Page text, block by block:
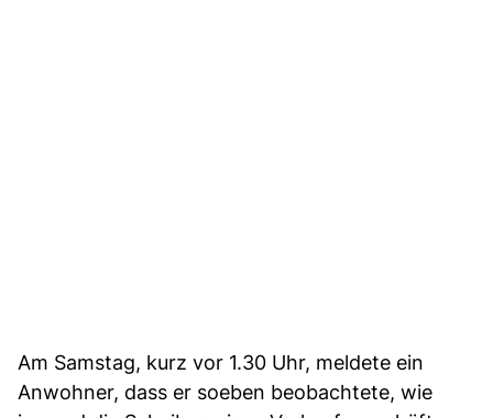
Am Samstag, kurz vor 1.30 Uhr, meldete ein
Anwohner, dass er soeben beobachtete, wie